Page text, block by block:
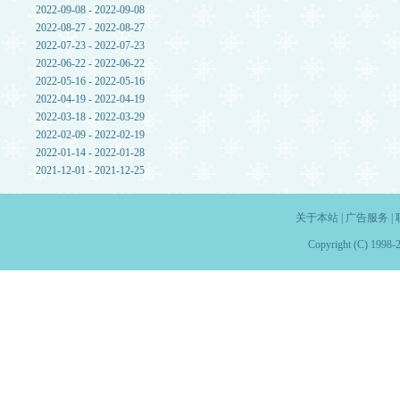
2022-09-08 - 2022-09-08
2022-08-27 - 2022-08-27
2022-07-23 - 2022-07-23
2022-06-22 - 2022-06-22
2022-05-16 - 2022-05-16
2022-04-19 - 2022-04-19
2022-03-18 - 2022-03-29
2022-02-09 - 2022-02-19
2022-01-14 - 2022-01-28
2021-12-01 - 2021-12-25
关于本站| 广告服务
Copyright (C) 1998-